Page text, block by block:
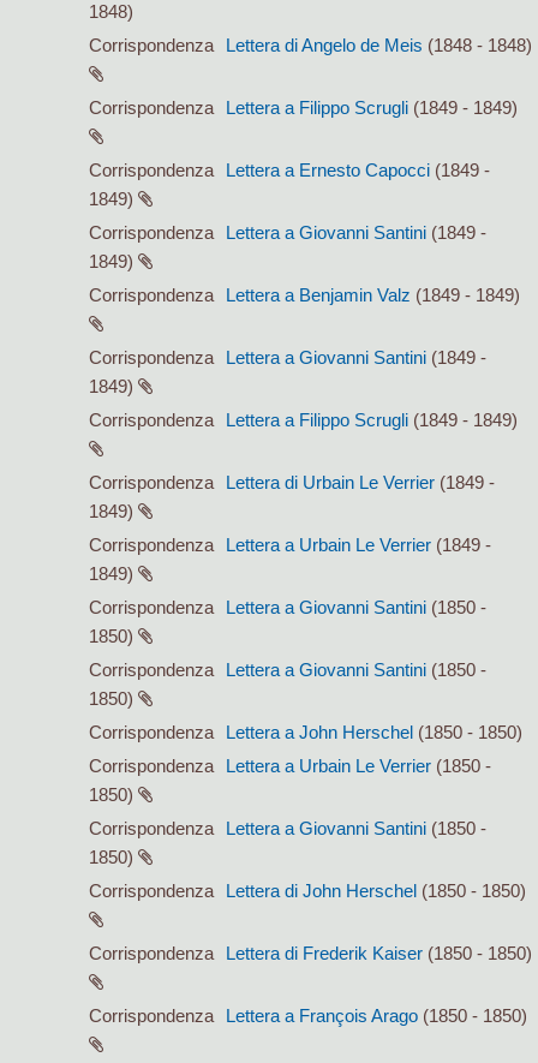
1848)
Corrispondenza
Lettera di Angelo de Meis (1848 - 1848)
Corrispondenza Lettera a Filippo Scrugli (1849 - 1849)
Corrispondenza Lettera a Ernesto Capocci (1849 -
1849)
Corrispondenza
Lettera a Giovanni Santini (1849 -
1849)
Corrispondenza
Lettera a Benjamin Valz (1849 - 1849)
Corrispondenza Lettera a Giovanni Santini (1849 -
1849)
Corrispondenza
Lettera a Filippo Scrugli (1849 - 1849)
Corrispondenza Lettera di Urbain Le Verrier (1849 -
1849)
Corrispondenza
Lettera a Urbain Le Verrier (1849 -
1849)
Corrispondenza
Lettera a Giovanni Santini (1850 -
1850)
Corrispondenza
Lettera a Giovanni Santini (1850 -
1850)
Corrispondenza
Lettera a John Herschel (1850 - 1850)
Corrispondenza
Lettera a Urbain Le Verrier (1850 -
1850)
Corrispondenza
Lettera a Giovanni Santini (1850 -
1850)
Corrispondenza
Lettera di John Herschel (1850 - 1850)
Corrispondenza Lettera di Frederik Kaiser (1850 - 1850)
Corrispondenza Lettera a François Arago (1850 - 1850)